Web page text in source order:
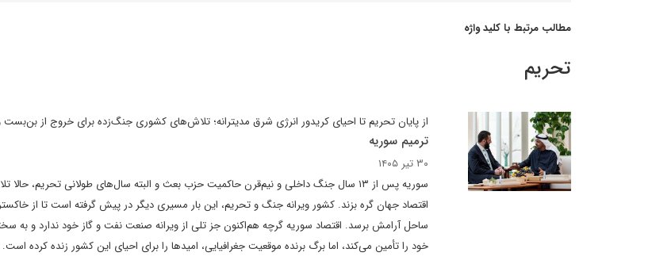
مطالب مرتبط با کلید واژه
تحریم
از پایان تحریم تا احیای کریدور انرژی شرق مدیترانه؛ تلاش‌های کشوری جنگ‌زده برای خروج از بن‌بست
ترمیم سوریه
۳۰ تیر ۱۴۰۵
سوریه پس از ۱۳ سال جنگ داخلی و نیم‌قرن حاکمیت حزب بعث و البته سال‌های طولانی تحریم،
اقتصاد جهان گره بزند. کشور ویرانه جنگ و تحریم، این بار مسیری دیگر در پیش گرفته است تا از
ساحل آرامش برسد. اقتصاد سوریه گرچه هم‌اکنون جز تلی از ویرانه صنعت نفت و گاز خود ندارد و به
خود را تأمین می‌کند، اما برگ برنده موقعیت جغرافیایی، امیدها را برای احیای این کشور زنده کرده است.